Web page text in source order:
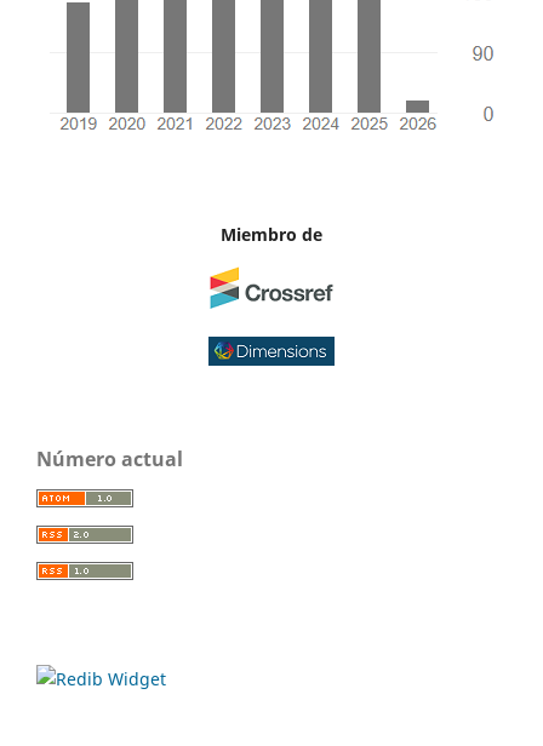
Miembro de
Número actual